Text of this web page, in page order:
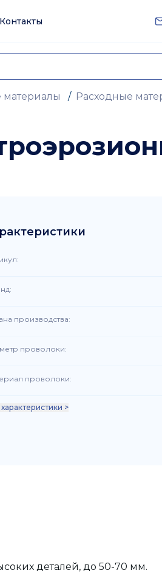
Контакты
материалы / Расходные
:
:
производства:
проволоки:
проволоки:
>
деталей, до 50-70 мм.